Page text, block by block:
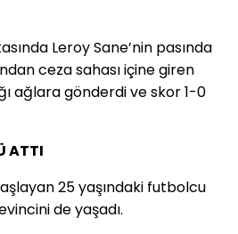
Leroy Sane’nin pasında
ceza sahası içine giren
ağlara gönderdi ve skor 1-0
ATTI
25 yaşındaki futbolcu
de yaşadı.